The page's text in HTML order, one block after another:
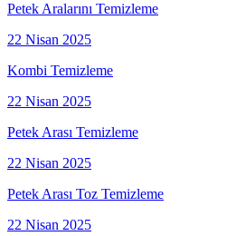
Petek Aralarını Temizleme
22 Nisan 2025
Kombi Temizleme
22 Nisan 2025
Petek Arası Temizleme
22 Nisan 2025
Petek Arası Toz Temizleme
22 Nisan 2025